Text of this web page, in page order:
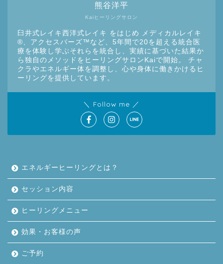
Kaiヒーリングサロン
熊谷洋平
臼井式レイキ西洋式レイキ をはじめ メディカルレイキ
®︎、アクセスバーズ™など、5年間で20を超える統合医
療を体験し学ぶそれらを統合し、実績に基づいた結果か
ら独自のメソッドをヒーリングサロンKaiで開始。 チャ
クラやエネルギー体を調整し、心や身体に働きかけるヒ
ーリングを提供しています。
＼ Follow me ／
エネルギーヒーリングとは？
セッション内容
ヒーリングメニュー
効果・お客様の声
ご予約